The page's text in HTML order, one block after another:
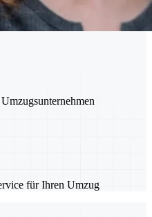
für Ihren Umzug